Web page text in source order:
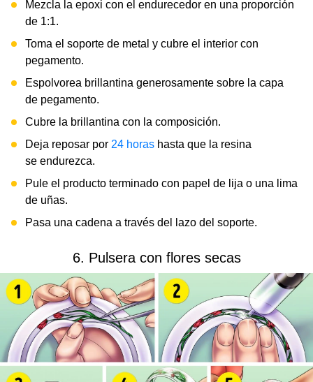
Mezcla la epoxi con el endurecedor en una proporción
de 1:1.
Toma el soporte de metal y cubre el interior con
pegamento.
Espolvorea brillantina generosamente sobre la capa
de pegamento.
Cubre la brillantina con la composición.
Deja reposar por 24 horas hasta que la resina
se endurezca.
Pule el producto terminado con papel de lija o una lima
de uñas.
Pasa una cadena a través del lazo del soporte.
6. Pulsera con flores secas